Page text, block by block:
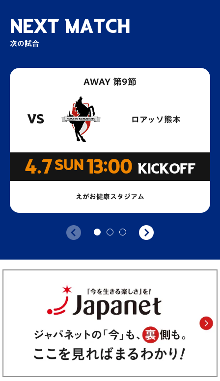
NEXT MATCH
次の試合
AWAY 第9節
VS ロアッソ熊本
4.7 SUN 13:00 KICKOFF
えがお健康スタジアム